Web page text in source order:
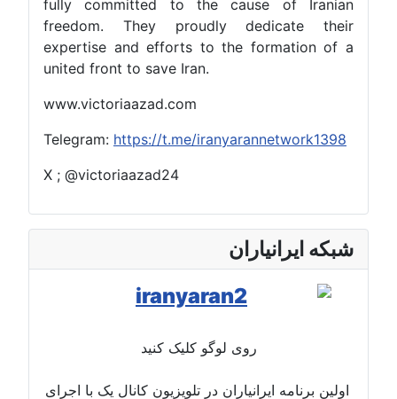
fully committed to the cause of Iranian
freedom. They proudly dedicate their
expertise and efforts to the formation of a
united front to save Iran.
www.victoriaazad.com
Telegram: https://t.me/iranyarannetwork1398
X ; @victoriaazad24
شبکه ایرانیاران
روی لوگو کلیک کنید
اولین برنامه ایرانیاران در تلویزیون کانال یک با اجرای